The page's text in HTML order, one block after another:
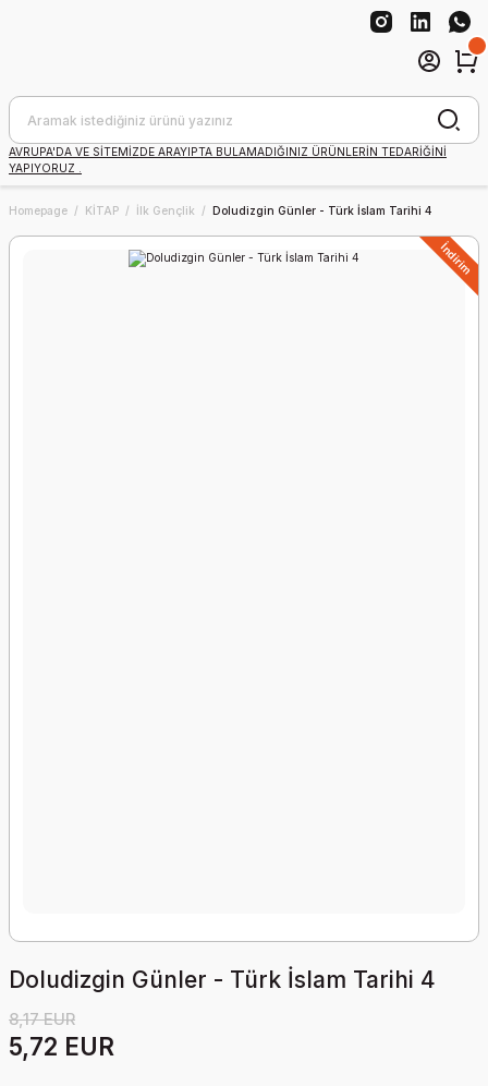
AVRUPA'DA VE SİTEMİZDE ARAYIPTA BULAMADIĞINIZ ÜRÜNLERİN TEDARİĞİNİ
YAPIYORUZ .
Homepage KİTAP İlk Gençlik Doludizgin Günler - Türk İslam Tarihi 4
İndirim
Doludizgin Günler - Türk İslam Tarihi 4
8,17 EUR
5,72 EUR